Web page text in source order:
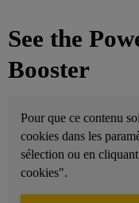
See the
Booster
Pour que ce contenu
cookies dans les
sélection ou en
cookies".